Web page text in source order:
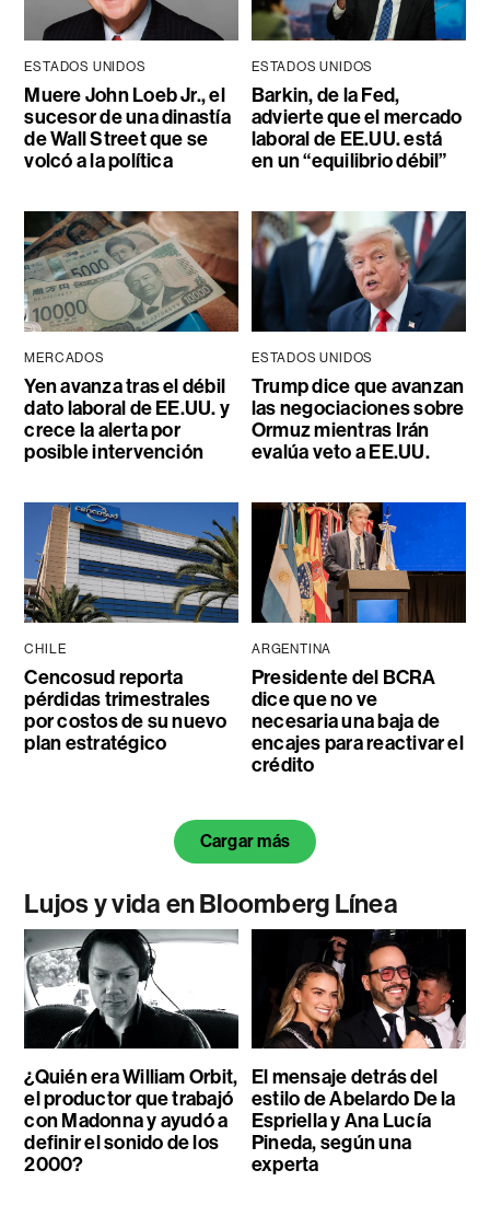
ESTADOS UNIDOS
Muere John Loeb Jr., el
sucesor de una dinastía
de Wall Street que se
volcó a la política
ESTADOS UNIDOS
Barkin, de la Fed,
advierte que el mercado
laboral de EE.UU. está
en un “equilibrio débil”
MERCADOS
Yen avanza tras el débil
dato laboral de EE.UU. y
crece la alerta por
posible intervención
ESTADOS UNIDOS
Trump dice que avanzan
las negociaciones sobre
Ormuz mientras Irán
evalúa veto a EE.UU.
CHILE
Cencosud reporta
pérdidas trimestrales
por costos de su nuevo
plan estratégico
ARGENTINA
Presidente del BCRA
dice que no ve
necesaria una baja de
encajes para reactivar el
crédito
Cargar más
Lujos y vida en Bloomberg Línea
¿Quién era William Orbit,
el productor que trabajó
con Madonna y ayudó a
definir el sonido de los
2000?
El mensaje detrás del
estilo de Abelardo De la
Espriella y Ana Lucía
Pineda, según una
experta